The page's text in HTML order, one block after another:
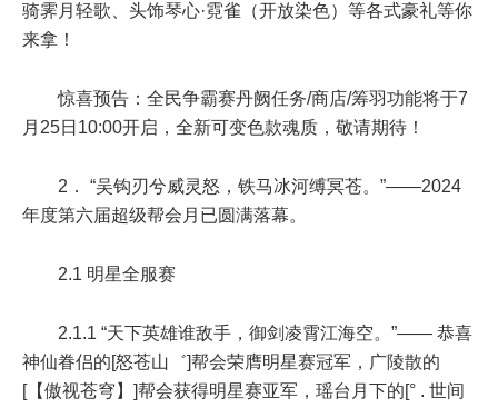
骑霁月轻歌、头饰琴心·霓雀（开放染色）等各式豪礼等你
来拿！
惊喜预告：全民争霸赛丹阙任务/商店/筹羽功能将于7
月25日10:00开启，全新可变色款魂质，敬请期待！
2． “吴钩刃兮威灵怒，铁马冰河缚冥苍。”——2024
年度第六届超级帮会月已圆满落幕。
2.1 明星全服赛
2.1.1 “天下英雄谁敌手，御剑凌霄江海空。”—— 恭喜
神仙眷侣的[怒苍山゛]帮会荣膺明星赛冠军，广陵散的
[【傲视苍穹】]帮会获得明星赛亚军，瑶台月下的[° . 世间